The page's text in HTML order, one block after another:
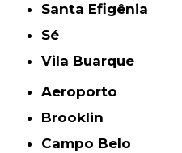
Santa Efigênia
Sé
Vila Buarque
Aeroporto
Brooklin
Campo Belo